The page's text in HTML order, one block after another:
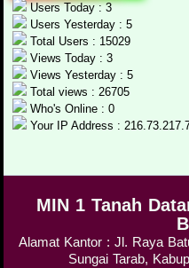
Users Today : 3
Users Yesterday : 5
Total Users : 15029
Views Today : 3
Views Yesterday : 5
Total views : 26705
Who's Online : 0
Your IP Address :
MIN 1 Tanah
Alamat Kantor : Jl. Raya
Sungai Tarab,